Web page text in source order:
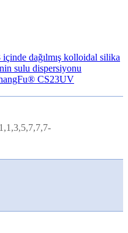
dağılmış kolloidal silika
sulu dispersiyonu
CS23UV